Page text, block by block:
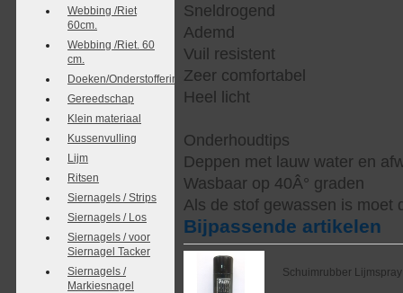
Webbing /Riet
60cm.
Webbing /Riet. 60
cm.
Doeken/Onderstoffering
Gereedschap
Klein materiaal
Kussenvulling
Lijm
Ritsen
Siernagels / Strips
Siernagels / Los
Siernagels / voor
Siernagel Tacker
Siernagels /
Markiesnagel
Sneldrogend
Ademd
Vuil resistent
Zeer comfortabel
Heel licht
Onderhoudtips
Deppen met lauw water en
Wasbaar op 40Â° graden
Als de stof gewassen is moet
Bijpassende artikelen
Schuimrubber Lijmspray